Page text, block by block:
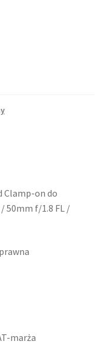
Clamp-on do
50mm f/1.8 FL /
marża